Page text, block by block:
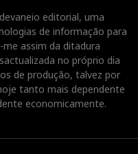
editorial, uma
de informação para
assim da ditadura
no próprio dia
de produção, talvez por
tanto mais dependente
economicamente.